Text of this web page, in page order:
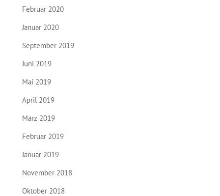
Februar 2020
Januar 2020
September 2019
Juni 2019
Mai 2019
April 2019
März 2019
Februar 2019
Januar 2019
November 2018
Oktober 2018